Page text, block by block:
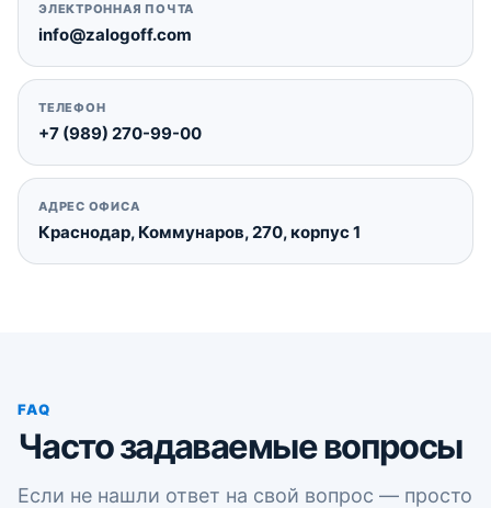
ЭЛЕКТРОННАЯ ПОЧТА
info@zalogoff.com
ТЕЛЕФОН
+7 (989) 270-99-00
АДРЕС ОФИСА
Краснодар, Коммунаров, 270, корпус 1
FAQ
Часто задаваемые вопросы
Если не нашли ответ на свой вопрос — просто